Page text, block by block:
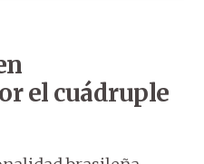
el cuádruple